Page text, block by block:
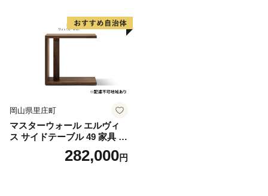
岡山県里庄町
マスターウォール エルヴィ
ス サイドテーブル 49 家具 イ
ンテリア ウォールナット 送
料無料 収納 ナイトテーブル
282,000円